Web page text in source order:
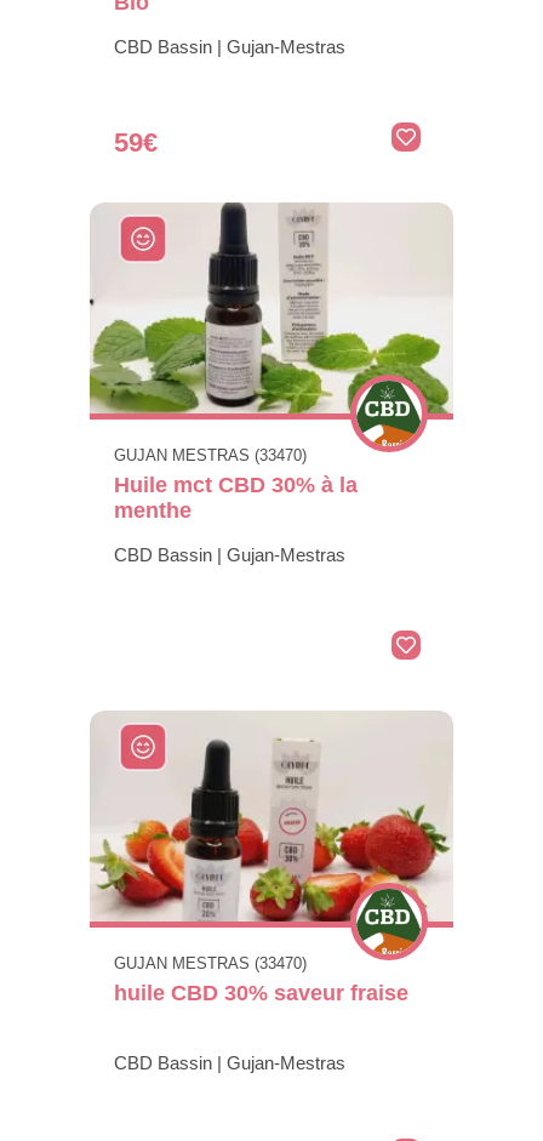
CBD Bassin | Gujan-Mestras
59€
GUJAN MESTRAS (33470)
Huile mct CBD 30% à la
menthe
CBD Bassin | Gujan-Mestras
GUJAN MESTRAS (33470)
huile CBD 30% saveur fraise
CBD Bassin | Gujan-Mestras